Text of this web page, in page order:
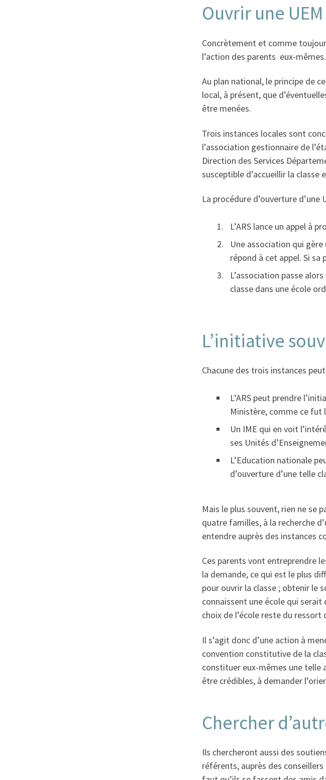
Ouvrir une
Concrètement et comme
l’action des parents eux-mêmes.
Au plan national, le principe de
local, à présent, que
être menées.
Trois instances locales sont
l’association gestionnaire de
Direction des Services
susceptible d’accueillir la classe
La procédure d’ouverture d’une
L’ARS lance un appel à
Une association qui
répond à cet appel. Si
L’association passe
classe dans une école
L’initiative
Chacune des trois instances
L’ARS peut prendre
Ministère, comme ce fut
Un IME qui en voit
ses Unités
L’Education nationale
d’ouverture d’une telle
Mais le plus souvent, rien ne se
quatre familles, à la recherche
entendre auprès des instances
Ces parents vont entreprendre
la demande, ce qui est le plus
pour ouvrir la classe ; obtenir le
connaissent une école qui serait
choix de l’école reste du ressort
Il s’agit donc d’une action à
convention constitutive de la
constituer eux-mêmes une telle
être crédibles, à demander
Chercher
Ils chercheront aussi des
référents, auprès des